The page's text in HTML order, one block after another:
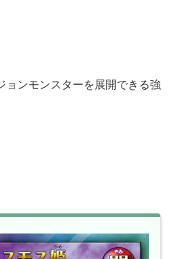
ョンモンスターを展開できる強